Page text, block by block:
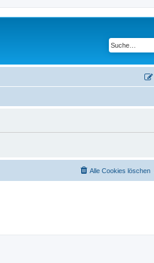
Alle Cookies löschen